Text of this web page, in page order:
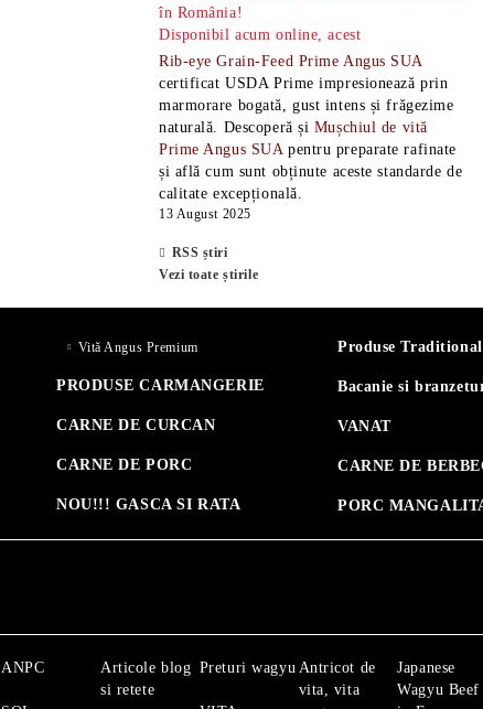
în România!
Disponibil acum online, acest
Rib-eye Grain-Feed Prime Angus SUA
certificat USDA Prime impresionează prin
marmorare bogată, gust intens și frăgezime
naturală. Descoperă și Mușchiul de vită
Prime Angus SUA pentru preparate rafinate
și află cum sunt obținute aceste standarde de
calitate excepțională.
13 August 2025
RSS știri
Vezi toate știrile
Vită Angus Premium
PRODUSE CARMANGERIE
CARNE DE CURCAN
CARNE DE PORC
NOU!!! GASCA SI RATA
Produse
Bacanie si
VANAT
CARNE DE
PORC
ANPC
Articole blog
si retete
Preturi wagyu Antricot de
vita, vita
Japanese
Wagyu Beef